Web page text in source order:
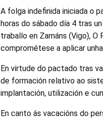
A folga indefinida iniciada o
horas do sábado día 4 tras
traballo en Zamáns (Vigo),
comprométese a aplicar
En virtude do pactado tras
de formación relativo ao
implantación, utilización e
En canto ás vacacións do